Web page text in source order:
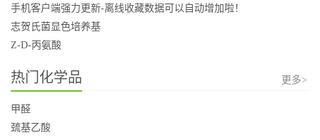
手机客户端强力更新-离线收藏数据可以自动增加啦！
志贺氏菌显色培养基
Z-D-丙氨酸
热门化学品 更多>
甲醛
巯基乙酸